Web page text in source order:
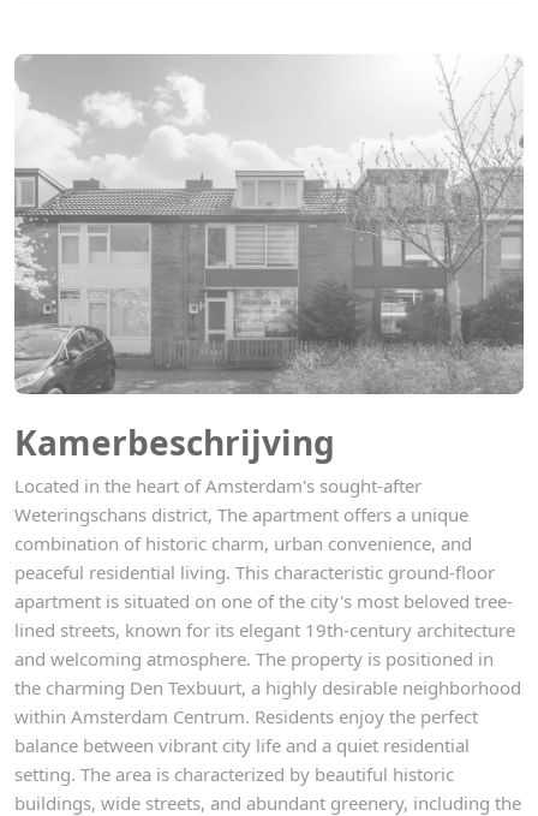
Kamerbeschrijving
Located in the heart of Amsterdam's sought-after
Weteringschans district, The apartment offers a unique
combination of historic charm, urban convenience, and
peaceful residential living. This characteristic ground-floor
apartment is situated on one of the city's most beloved tree-
lined streets, known for its elegant 19th-century architecture
and welcoming atmosphere. The property is positioned in
the charming Den Texbuurt, a highly desirable neighborhood
within Amsterdam Centrum. Residents enjoy the perfect
balance between vibrant city life and a quiet residential
setting. The area is characterized by beautiful historic
buildings, wide streets, and abundant greenery, including the